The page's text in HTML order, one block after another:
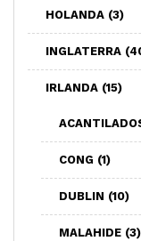
HOLANDA (3)
INGLATERRA
IRLANDA (15)
CONG (1)
DUBLIN (10)
MALAHIDE (3)